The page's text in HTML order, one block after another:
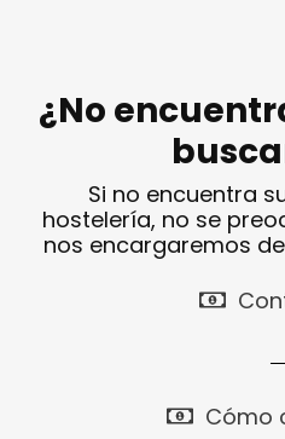
¿No
Si no encuentra
hostelería, no se
nos encargaremos
Cómo